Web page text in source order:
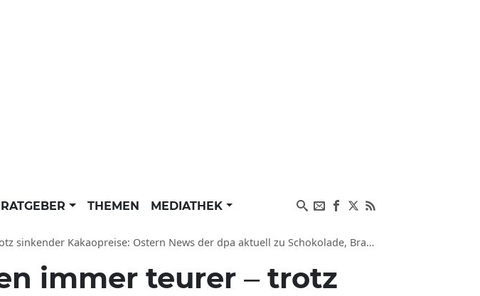
RATGEBER THEMEN MEDIATHEK
Kakaopreise: Ostern News der dpa aktuell zu Schokolade, Brauchtum und Verbraucher
immer teurer – trotz